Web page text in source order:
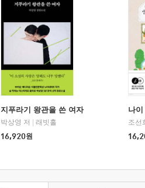
지푸라기 왕관을 쓴 여자
박상영 저
래빗홀
16,920원
나
조선